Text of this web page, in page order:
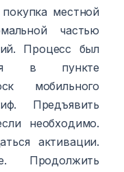
местной
частью
Процесс был
в пункте
мобильного
Предъявить
необходимо.
активации.
Продолжить